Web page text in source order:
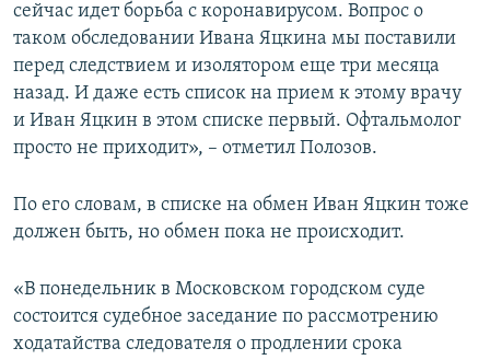
сейчас идет борьба с коронавирусом. Вопрос о
таком обследовании Ивана Яцкина мы поставили
перед следствием и изолятором еще три месяца
назад. И даже есть список на прием к этому врачу
и Иван Яцкин в этом списке первый. Офтальмолог
просто не приходит», – отметил Полозов.
По его словам, в списке на обмен Иван Яцкин тоже
должен быть, но обмен пока не происходит.
«В понедельник в Московском городском суде
состоится судебное заседание по рассмотрению
ходатайства следователя о продлении срока